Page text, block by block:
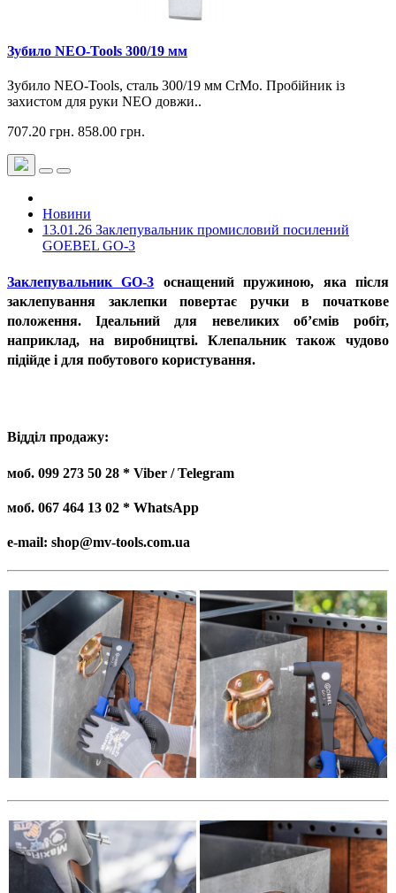
Зубило NEO-Tools 300/19 мм
Зубило NEO-Tools, сталь 300/19 мм CrMo. Пробійник із
захистом для руки NEO довжи..
707.20 грн. 858.00 грн.
Новини
13.01.26 Заклепувальник промисловий посилений
GOEBEL GO-3
Заклепувальник GO-3 оснащений пружиною, яка після
заклепування заклепки повертає ручки в початкове
положення. Ідеальний для невеликих обʼємів робіт,
наприклад, на виробництві. Клепальник також чудово
підійде і для побутового користування.
Відділ продажу:
моб. 099 273 50 28 * Viber / Telegram
моб. 067 464 13 02 * WhatsApp
e-mail: shop@mv-tools.com.ua